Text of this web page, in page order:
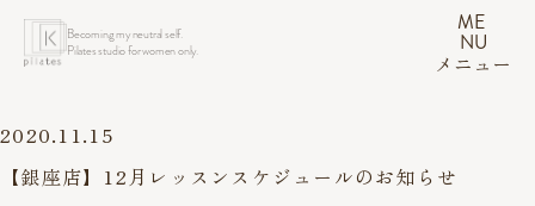
Becoming my neutral self.
Pilates studio for women only.
ME
NU
メニュー
2020.11.15
【銀座店】12月レッスンスケジュールのお知らせ